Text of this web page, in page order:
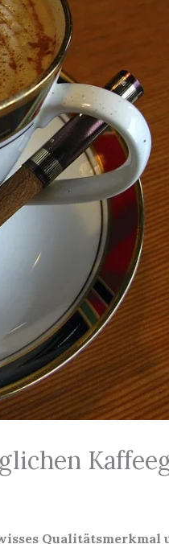
Qualitätsmerkmal